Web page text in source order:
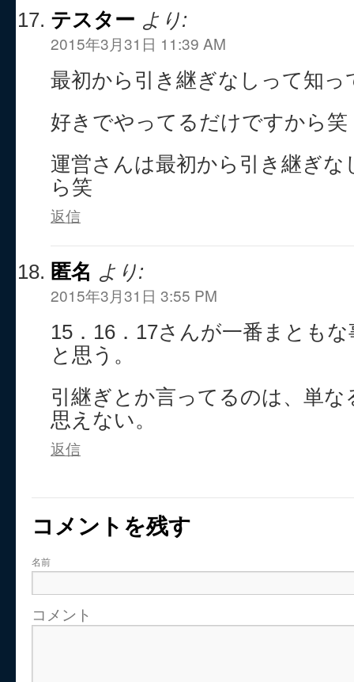
テスター より:
2015年3月31日 11:39 AM
最初から引き継ぎなしって知っ
好きでやってるだけですから笑
運営さんは最初から引き継ぎ
ら笑
返信
匿名 より:
2015年3月31日 3:55 PM
15．16．17さんが一番まとも
と思う。
引継ぎとか言ってるのは、単
思えない。
返信
コメントを残す
名前
コメント